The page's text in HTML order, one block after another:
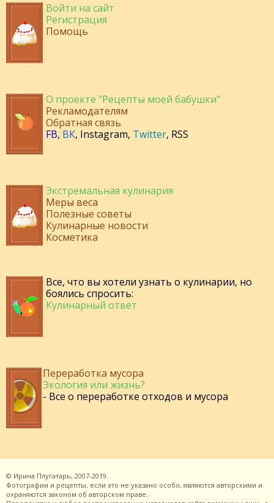
Войти на сайт
Регистрация
Помощь
О проекте "Рецепты моей бабушки"
Рекламодателям
Обратная связь
FB, ВК, Instagram, Twitter, RSS
Экстремальная кулинария
Меры веса
Полезные советы
Кулинарные новости
Косметика
Все, что вы хотели узнать о кулинарии, но
боялись спросить:
Кулинарный ответ
Переработка мусора
Экология или жизнь?
- Все о переработке отходов и мусора
© Ирина Плугатарь, 2007-2019.
Фотографии и рецепты, если это не указано особо, являются авторскими и
охраняются законом об авторском праве.